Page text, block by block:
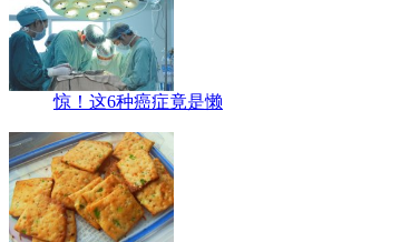
惊！这6种癌症竟是懒